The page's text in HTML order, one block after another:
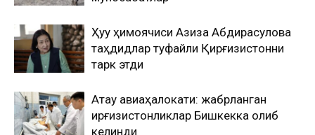
Ҳуқуқ ҳимоячиси Азиза Абдирасулова
таҳдидлар туфайли Қирғизистонни
тарк этди
Ақтау авиаҳалокати: жабрланган
қирғизистонликлар Бишкекка олиб
келинди